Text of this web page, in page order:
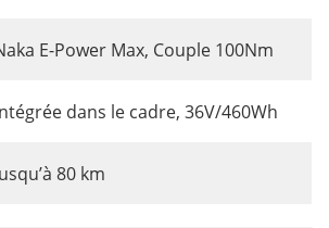
E-Power Max, Couple 100Nm
dans le cadre, 36V/460Wh
80 km